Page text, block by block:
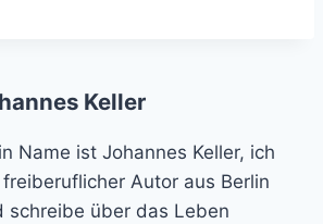
Keller
Name ist Johannes Keller, ich
Autor aus Berlin
schreibe über das Leben